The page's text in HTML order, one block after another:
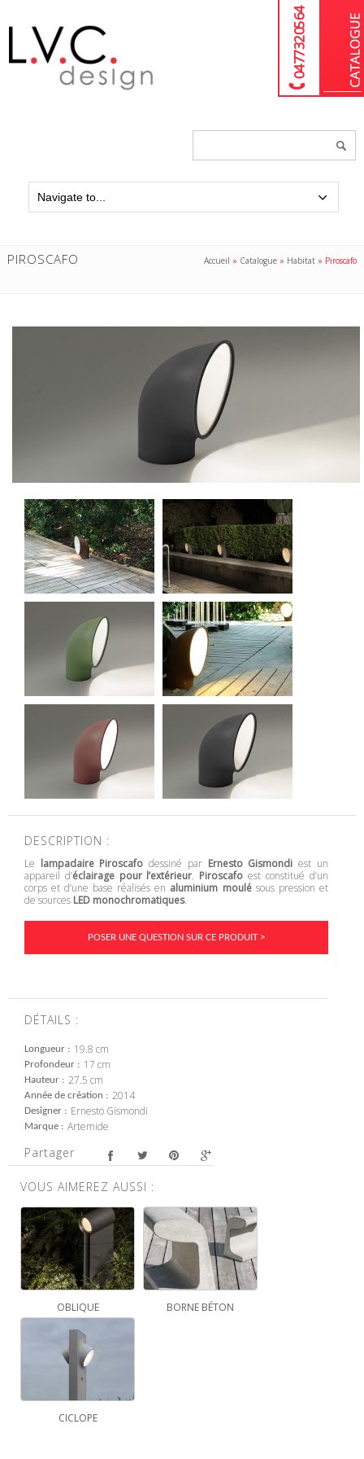
04 77 32 05 64
PIROSCAFO Accueil » Catalogue » Habitat » Piroscafo
DESCRIPTION :
Le lampadaire Piroscafo dessiné par Ernesto Gismondi est un
appareil d’éclairage pour l’extérieur. Piroscafo est constitué d’un
corps et d’une base réalisés en aluminium moulésous pression et
de sources LED monochromatiques.
POSER UNE QUESTION SUR CE PRODUIT >
DÉTAILS :
Longueur 19.8 cm
Profondeur 17 cm
Hauteur 27.5 cm
Année de création 2014
Designer Ernesto Gismondi
Marque Artemide
Partager
VOUS AIMEREZ AUSSI :
OBLIQUE BORNE BÉTON
CICLOPE